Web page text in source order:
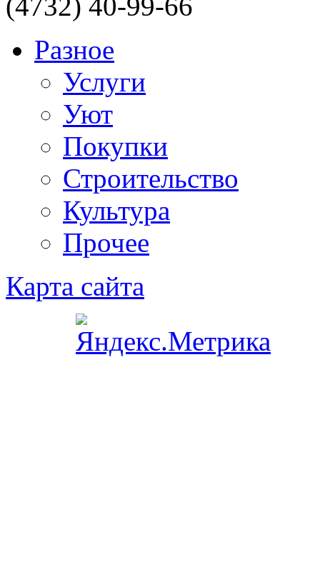
(4732) 40-99-66
Разное
Услуги
Уют
Покупки
Строительство
Культура
Прочее
Карта сайта